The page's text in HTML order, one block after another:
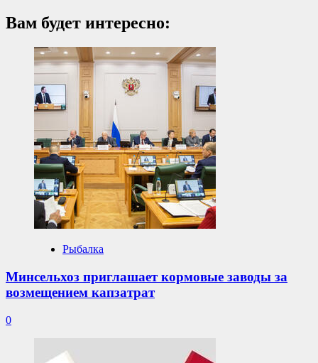
Вам будет интересно:
Рыбалка
Минсельхоз приглашает кормовые заводы за
возмещением капзатрат
0